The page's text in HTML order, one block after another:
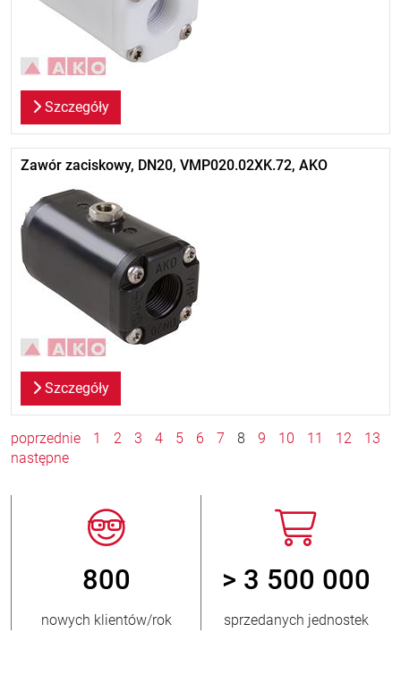
Szczegóły
Zawór zaciskowy, DN20, VMP020.02XK.72, AKO
Szczegóły
poprzednie 1 2 3 4 5 6 7 8 9 10 11 12
13
następne
800
nowych klientów/rok
> 3 500 000
sprzedanych jednostek